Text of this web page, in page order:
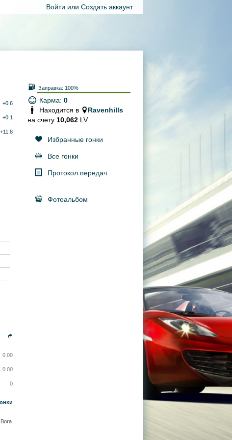
Войти или Создать аккаунт
+0.6
+0.1
+11.8
0.00
0.00
0
Заправка: 100%
Карма: 0
Находится в
Ravenhills
на счету 10,062 LV
Избранные гонки
Все гонки
Протокол передач
Фотоальбом